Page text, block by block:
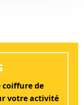
de
votre activité